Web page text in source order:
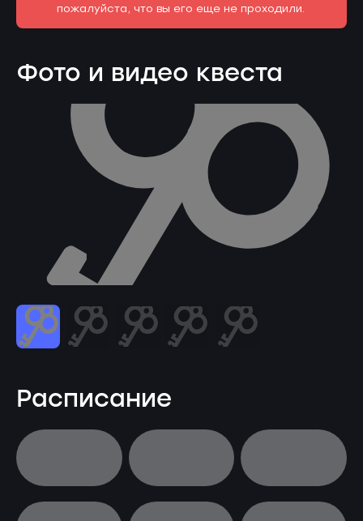
пожалуйста, что вы его еще не проходили.
Фото и видео квеста
Расписание